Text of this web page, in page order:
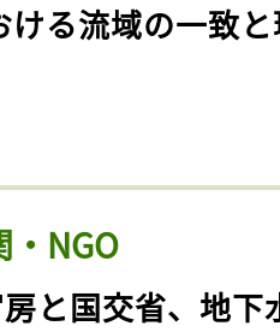
ける流域の一致
NGO
房と国交省、地下